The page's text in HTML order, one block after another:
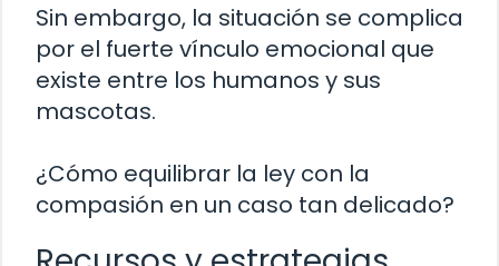
Sin embargo, la situación se complica
por el fuerte vínculo emocional que
existe entre los humanos y sus
mascotas.
¿Cómo equilibrar la ley con la
compasión en un caso tan delicado?